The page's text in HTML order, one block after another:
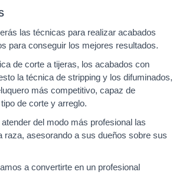
las técnicas para realizar acabados
para conseguir los mejores resultados.
de corte a tijeras, los acabados con
la técnica de stripping y los difuminados,
más competitivo, capaz de
de corte y arreglo.
del modo más profesional las
raza, asesorando a sus dueños sobre sus
a convertirte en un profesional